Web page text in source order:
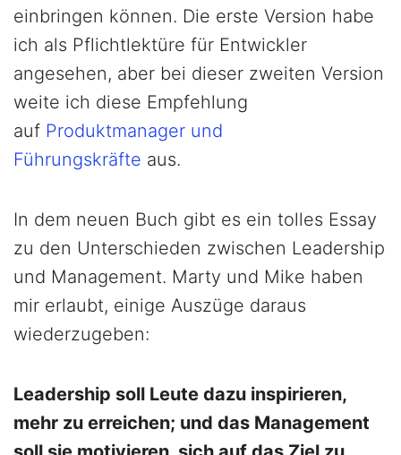
einbringen können. Die erste Version habe
ich als Pflichtlektüre für Entwickler
angesehen, aber bei dieser zweiten Version
weite ich diese Empfehlung
auf Produktmanager und
Führungskräfte aus.
In dem neuen Buch gibt es ein tolles Essay
zu den Unterschieden zwischen Leadership
und Management. Marty und Mike haben
mir erlaubt, einige Auszüge daraus
wiederzugeben:
Leadership soll Leute dazu inspirieren,
mehr zu erreichen; und das Management